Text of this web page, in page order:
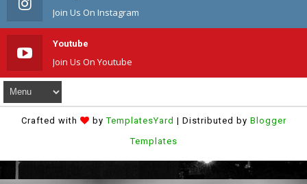
Join Us On Instagram
Youtube
Join Us On Youtube
Crafted with byTemplatesYard | Distributed by Blogger
Templates